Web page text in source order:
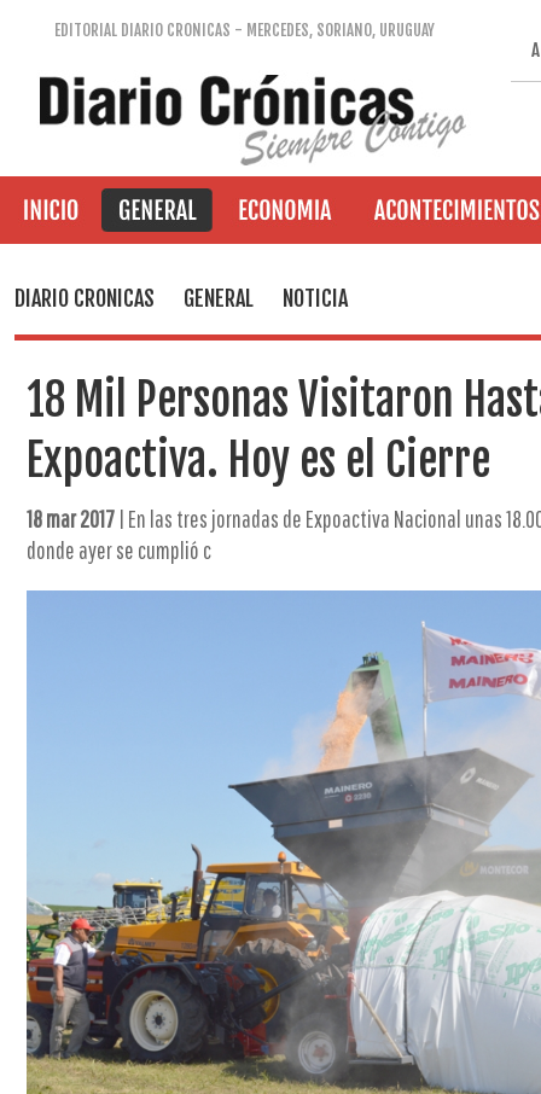
EDITORIAL DIARIO CRONICAS - MERCEDES, SORIANO, URUGUAY
DIARIO CRONICAS GENERAL NOTICIA
18 Mil Personas Visitaron
Expoactiva. Hoy es el Cierre
18 mar 2017 | En las tres jornadas de Expoactiva Nacional unas
donde ayer se cumplió c